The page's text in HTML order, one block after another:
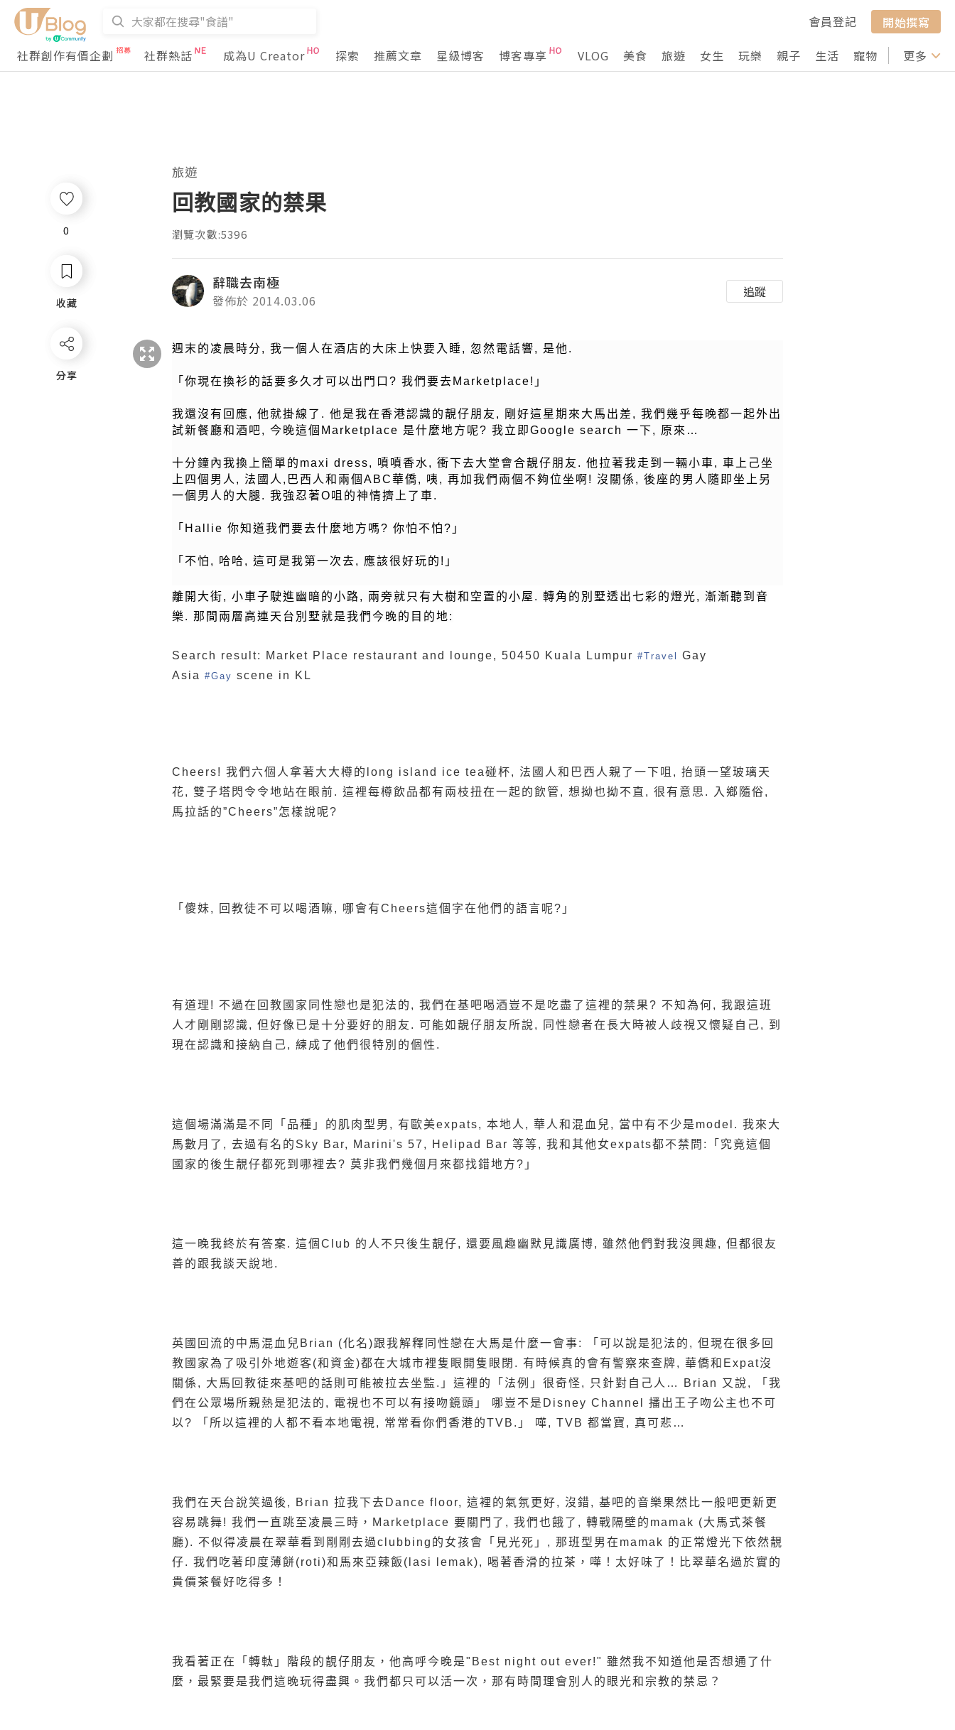
會員登記
開始撰寫
社群創作有價企劃
社群熱話 成為U Creator 探索 推薦文章 星級博客 博客專享 VLOG 美食 旅遊 女生 玩樂 親子 生活 寵物 行山 打卡
更多
0
收藏
分享
旅遊
回教國家的禁果
瀏覽次數:5396
辭職去南極
發佈於 2014.03.06
追蹤
週末的凌晨時分, 我一個人在酒店的大床上快要入睡, 忽然電話響, 是他.
「你現在換衫的話要多久才可以出門口? 我們要去Marketplace!」
我還沒有回應, 他就掛線了. 他是我在香港認識的靚仔朋友, 剛好這星期來大馬出差, 我們幾乎每晚都一起外出
試新餐廳和酒吧, 今晚這個Marketplace 是什麼地方呢? 我立即Google search 一下, 原來…
十分鐘內我換上簡單的maxi dress, 噴噴香水, 衝下去大堂會合靚仔朋友. 他拉著我走到一輛小車, 車上己坐
上四個男人, 法國人,巴西人和兩個ABC華僑, 咦, 再加我們兩個不夠位坐啊! 沒關係, 後座的男人隨即坐上另
一個男人的大腿. 我強忍著O咀的神情擠上了車.
「Hallie 你知道我們要去什麼地方嗎? 你怕不怕?」
「不怕, 哈哈, 這可是我第一次去, 應該很好玩的!」
離開大街, 小車子駛進幽暗的小路, 兩旁就只有大樹和空置的小屋. 轉角的別墅透出七彩的燈光, 漸漸聽到音
樂. 那間兩層高連天台別墅就是我們今晚的目的地:
Search result: Market Place restaurant and lounge, 50450 Kuala Lumpur #Travel
Gay
Asia #Gay scene in KL
Cheers! 我們六個人拿著大大樽的long island ice tea碰杯, 法國人和巴西人親了一下咀, 抬頭一望玻璃天
花, 雙子塔閃令令地站在眼前. 這裡每樽飲品都有兩枝扭在一起的飲管, 想拗也拗不直, 很有意思. 入鄉隨俗,
馬拉話的”Cheers”怎樣說呢?
「傻妹, 回教徒不可以喝酒嘛, 哪會有Cheers這個字在他們的語言呢?」
有道理! 不過在回教國家同性戀也是犯法的, 我們在基吧喝酒豈不是吃盡了這裡的禁果? 不知為何, 我跟這班
人才剛剛認識, 但好像已是十分要好的朋友. 可能如靚仔朋友所說, 同性戀者在長大時被人歧視又懷疑自己, 到
現在認識和接納自己, 練成了他們很特別的個性.
這個場滿滿是不同「品種」的肌肉型男, 有歐美expats, 本地人, 華人和混血兒, 當中有不少是model. 我來大
馬數月了, 去過有名的Sky Bar, Marini's 57, Helipad Bar 等等, 我和其他女expats都不禁問:「究竟這個
國家的後生靚仔都死到哪裡去? 莫非我們幾個月來都找錯地方?」
這一晚我終於有答案. 這個Club 的人不只後生靚仔, 還要風趣幽默見識廣博, 雖然他們對我沒興趣, 但都很友
善的跟我談天說地.
英國回流的中馬混血兒Brian (化名)跟我解釋同性戀在大馬是什麼一會事: 「可以說是犯法的, 但現在很多回
教國家為了吸引外地遊客(和資金)都在大城市裡隻眼開隻眼閉. 有時候真的會有警察來查牌, 華僑和Expat沒
關係, 大馬回教徒來基吧的話則可能被拉去坐監.」這裡的「法例」很奇怪, 只針對自己人… Brian 又說, 「我
們在公眾場所親熱是犯法的, 電視也不可以有接吻鏡頭」 哪豈不是Disney Channel 播出王子吻公主也不可
以? 「所以這裡的人都不看本地電視, 常常看你們香港的TVB.」 嘩, TVB 都當寶, 真可悲…
我們在天台說笑過後, Brian 拉我下去Dance floor, 這裡的氣氛更好, 沒錯, 基吧的音樂果然比一般吧更新更
容易跳舞! 我們一直跳至凌晨三時，Marketplace 要關門了, 我們也餓了, 轉戰隔壁的mamak (大馬式茶餐
廳). 不似得凌晨在翠華看到剛剛去過clubbing的女孩會「見光死」, 那班型男在mamak 的正常燈光下依然靚
仔. 我們吃著印度薄餅(roti)和馬來亞辣飯(lasi lemak), 喝著香滑的拉茶，嘩！太好味了！比翠華名過於實的
貴價茶餐好吃得多！
我看著正在「轉軚」階段的靚仔朋友，他高呼今晚是"Best night out ever!" 雖然我不知道他是否想通了什
麼，最緊要是我們這晚玩得盡興。我們都只可以活一次，那有時間理會別人的眼光和宗教的禁忌？
0
收藏
分享